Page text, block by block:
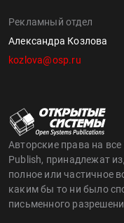
Рекламный отдел
Александра Козлова
kozlova@osp.ru
Авторские права на
Publish, принадлежат
полное или частичное
каким бы то ни было
письменного